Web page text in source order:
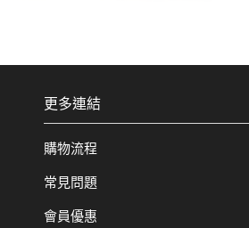
更多連結
購物流程
常見問題
會員優惠